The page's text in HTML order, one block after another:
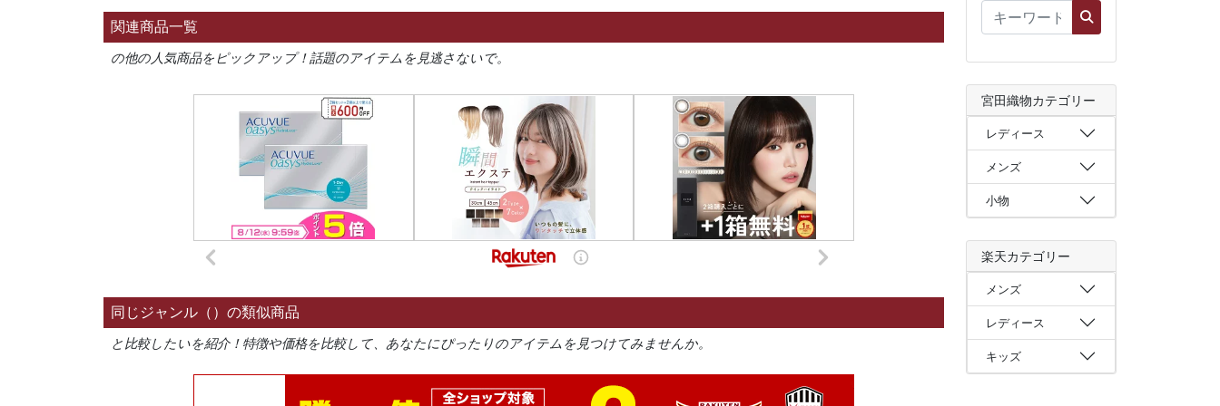
関連商品一覧
の他の人気商品をピックアップ！話題のアイテムを見逃さないで。
同じジャンル（）の類似商品
と比較したいを紹介！特徴や価格を比較して、あなたにぴったりのアイテムを見つけてみませんか。
宮田織物カテゴリー
レディース
メンズ
小物
楽天カテゴリー
メンズ
レディース
キッズ